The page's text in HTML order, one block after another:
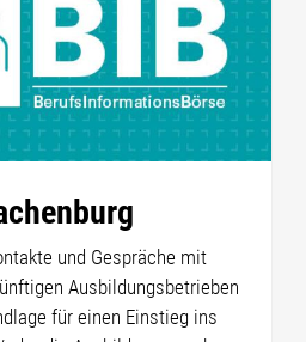
und Gespräche mit
Ausbildungsbetrieben
für einen Einstieg ins